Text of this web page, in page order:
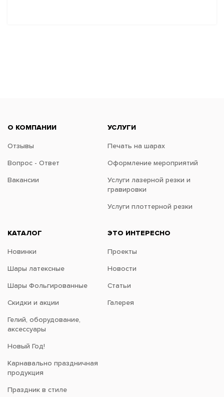
О КОМПАНИИ
Отзывы
Вопрос - Ответ
Вакансии
УСЛУГИ
Печать на шарах
Оформление мероприятий
Услуги лазерной резки и
гравировки
Услуги плоттерной резки
КАТАЛОГ
Новинки
Шары латексные
Шары Фольгированные
Скидки и акции
Гелий, оборудование,
аксессуары
Новый Год!
Карнавально праздничная
продукция
Праздник в стиле
ЭТО ИНТЕРЕСНО
Проекты
Новости
Статьи
Галерея